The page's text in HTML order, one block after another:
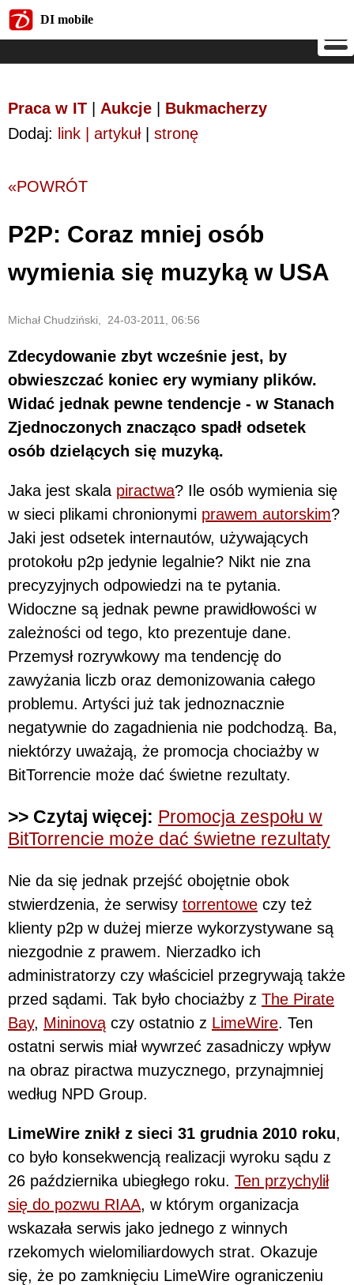
DI mobile
Praca w IT Aukcje
Bukmacherzy
Dodaj: link | artykuł| stronę
«POWRÓT
P2P: Coraz mniej osób
wymienia się muzyką w USA
Michał Chudziński, 24-03-2011, 06:56
Zdecydowanie zbyt wcześnie jest, by
obwieszczać koniec ery wymiany plików.
Widać jednak pewne tendencje - w Stanach
Zjednoczonych znacząco spadł odsetek
osób dzielących się muzyką.
Jaka jest skala piractwa? Ile osób wymienia się
w sieci plikami chronionymi prawem autorskim?
Jaki jest odsetek internautów, używających
protokołu p2p jedynie legalnie? Nikt nie zna
precyzyjnych odpowiedzi na te pytania.
Widoczne są jednak pewne prawidłowości w
zależności od tego, kto prezentuje dane.
Przemysł rozrywkowy ma tendencję do
zawyżania liczb oraz demonizowania całego
problemu. Artyści już tak jednoznacznie
negatywnie do zagadnienia nie podchodzą. Ba,
niektórzy uważają, że promocja chociażby w
BitTorrencie może dać świetne rezultaty.
>> Czytaj więcej: Promocja zespołu w
BitTorrencie może dać świetne rezultaty
Nie da się jednak przejść obojętnie obok
stwierdzenia, że serwisy torrentowe czy też
klienty p2p w dużej mierze wykorzystywane są
niezgodnie z prawem. Nierzadko ich
administratorzy czy właściciel przegrywają także
przed sądami. Tak było chociażby z The Pirate
Bay, Mininovą czy ostatnio z LimeWire. Ten
ostatni serwis miał wywrzeć zasadniczy wpływ
na obraz piractwa muzycznego, przynajmniej
według NPD Group.
LimeWire znikł z sieci 31 grudnia 2010 roku,
co było konsekwencją realizacji wyroku sądu z
26 października ubiegłego roku. Ten przychylił
się do pozwu RIAA, w którym organizacja
wskazała serwis jako jednego z winnych
rzekomych wielomiliardowych strat. Okazuje
się, że po zamknięciu LimeWire ograniczeniu
DI mobile